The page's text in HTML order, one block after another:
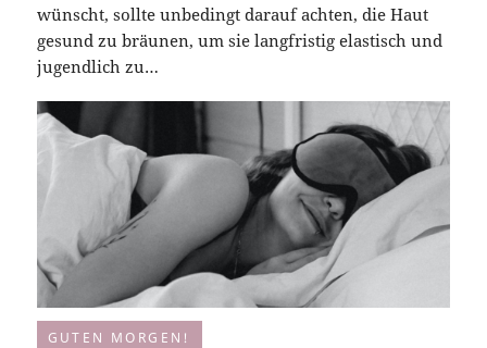
wünscht, sollte unbedingt darauf achten, die Haut
gesund zu bräunen, um sie langfristig elastisch und
jugendlich zu…
GUTEN MORGEN!